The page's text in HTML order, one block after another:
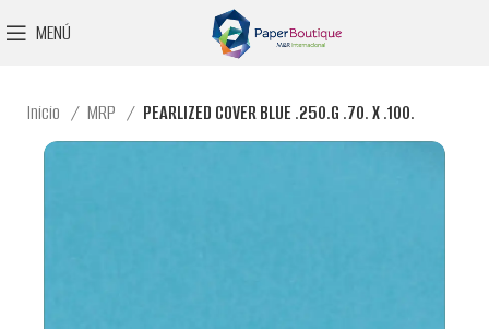
MENÚ
Inicio MRP PEARLIZED COVER BLUE .250.G .70. X .100.